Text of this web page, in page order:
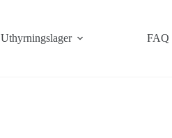
Uthyrningslager FAQ